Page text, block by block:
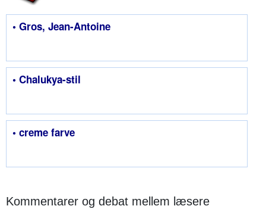
• Gros, Jean-Antoine
• Chalukya-stil
• creme farve
Kommentarer og debat mellem læsere